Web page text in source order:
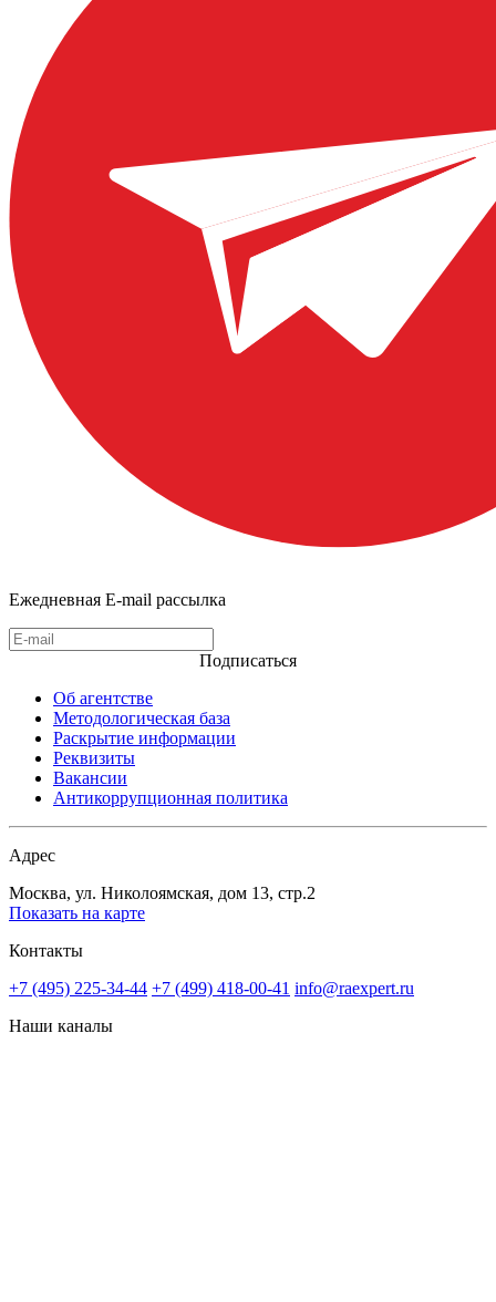
Ежедневная E-mail рассылка
Подписаться
Об агентстве
Методологическая база
Раскрытие информации
Реквизиты
Вакансии
Антикоррупционная политика
Адрес
Москва, ул. Николоямская, дом 13, стр.2
Показать на карте
Контакты
+7 (495) 225-34-44 +7 (499) 418-00-41 info@raexpert.ru
Наши каналы